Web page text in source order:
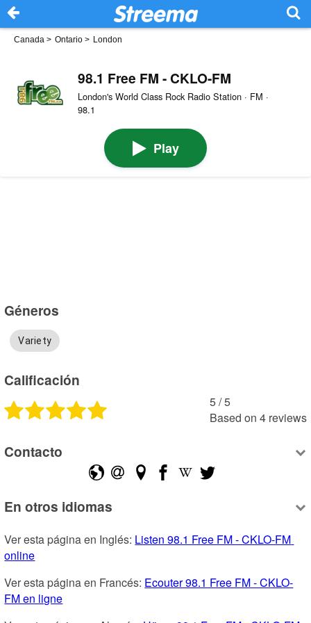
Canada > Ontario > London
98.1 Free FM - CKLO-FM
London's World Class Rock Radio Station · FM ·
98.1
Play
Géneros
Variety
Calificación
5 /5
Based on 4 reviews
Contacto
En otros idiomas
Ver esta página en Inglés: Listen 98.1 Free FM - CKLO-FM
online
Ver esta página en Francés: Ecouter 98.1 Free FM - CKLO-
FM en ligne